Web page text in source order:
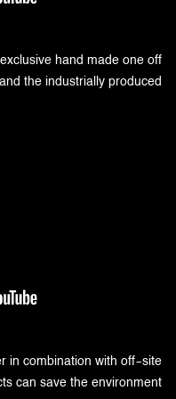
hand made one off
and the industrially produced.
in combination with off-site
can save the environment.